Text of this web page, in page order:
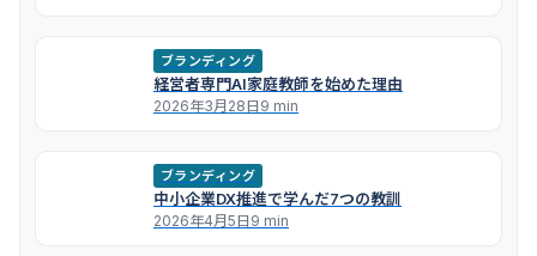
ブランディング
経営者専門AI家庭教師を始めた理由
2026年3月28日9 min
ブランディング
中小企業DX推進で学んだ7つの教訓
2026年4月5日9 min